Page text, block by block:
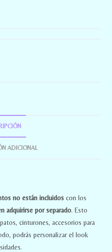
ADICIONAL
no están incluidos con los
adquirirse por separado. Esto
cinturones, accesorios para
podrás personalizar el look